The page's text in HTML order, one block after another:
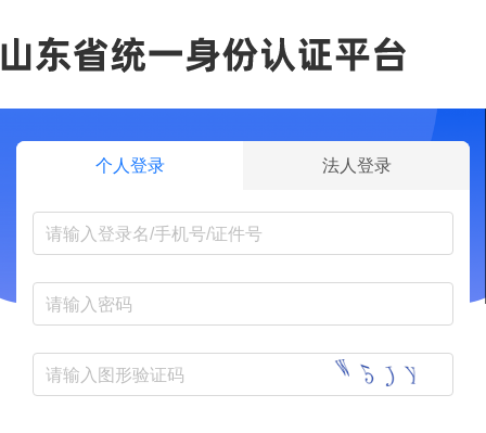
个人登录 法人登录